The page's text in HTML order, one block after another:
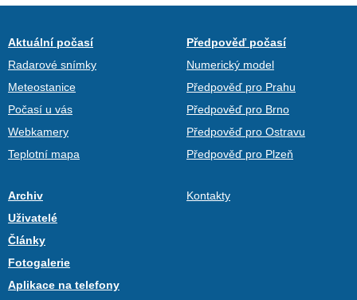
Aktuální počasí
Radarové snímky
Meteostanice
Počasí u vás
Webkamery
Teplotní mapa
Předpověď počasí
Numerický model
Předpověď pro Prahu
Předpověď pro Brno
Předpověď pro Ostravu
Předpověď pro Plzeň
Archiv
Uživatelé
Články
Fotogalerie
Aplikace na telefony
Kontakty